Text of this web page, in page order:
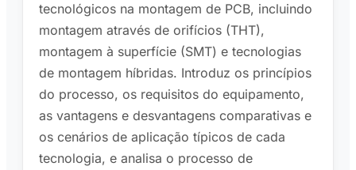
tecnológicos na montagem de PCB, incluindo
montagem através de orifícios (THT),
montagem à superfície (SMT) e tecnologias
de montagem híbridas. Introduz os princípios
do processo, os requisitos do equipamento,
as vantagens e desvantagens comparativas e
os cenários de aplicação típicos de cada
tecnologia, e analisa o processo de